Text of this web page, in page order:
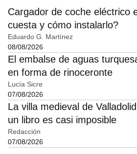
Cargador de coche eléctrico
cuesta y cómo instalarlo?
Eduardo G. Martínez
08/08/2026
El embalse de aguas
en forma de rinoceronte
Lucía Sicre
07/08/2026
La villa medieval de
un libro es casi imposible
Redacción
07/08/2026